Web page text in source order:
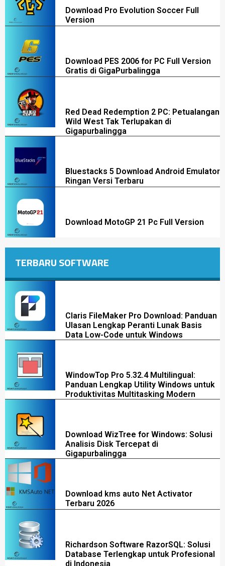
Download Pro Evolution Soccer Full
Version
Download PES 2006 for PC Full Version
Gratis di GigaPurbalingga
Red Dead Redemption 2 PC: Petualangan
Wild West Tak Terlupakan di
Gigapurbalingga
Bluestacks 5 Download Android Emulator
Ringan Versi Terbaru
Download MotoGP 21 Pc Full Version
TERBARU SOFTWARE
Claris FileMaker Pro Download: Panduan
Ulasan Lengkap Peranti Lunak Basis
Data Low-Code untuk Windows
WindowTop Pro 5.32.4 Multilingual:
Panduan Lengkap Utility Windows untuk
Produktivitas Multitasking Modern
Download WizTree for Windows: Solusi
Analisis Disk Tercepat di
Gigapurbalingga
Download kms auto Net Activator
Terbaru 2026
Richardson Software RazorSQL: Solusi
Database Terlengkap untuk Profesional
di Indonesia